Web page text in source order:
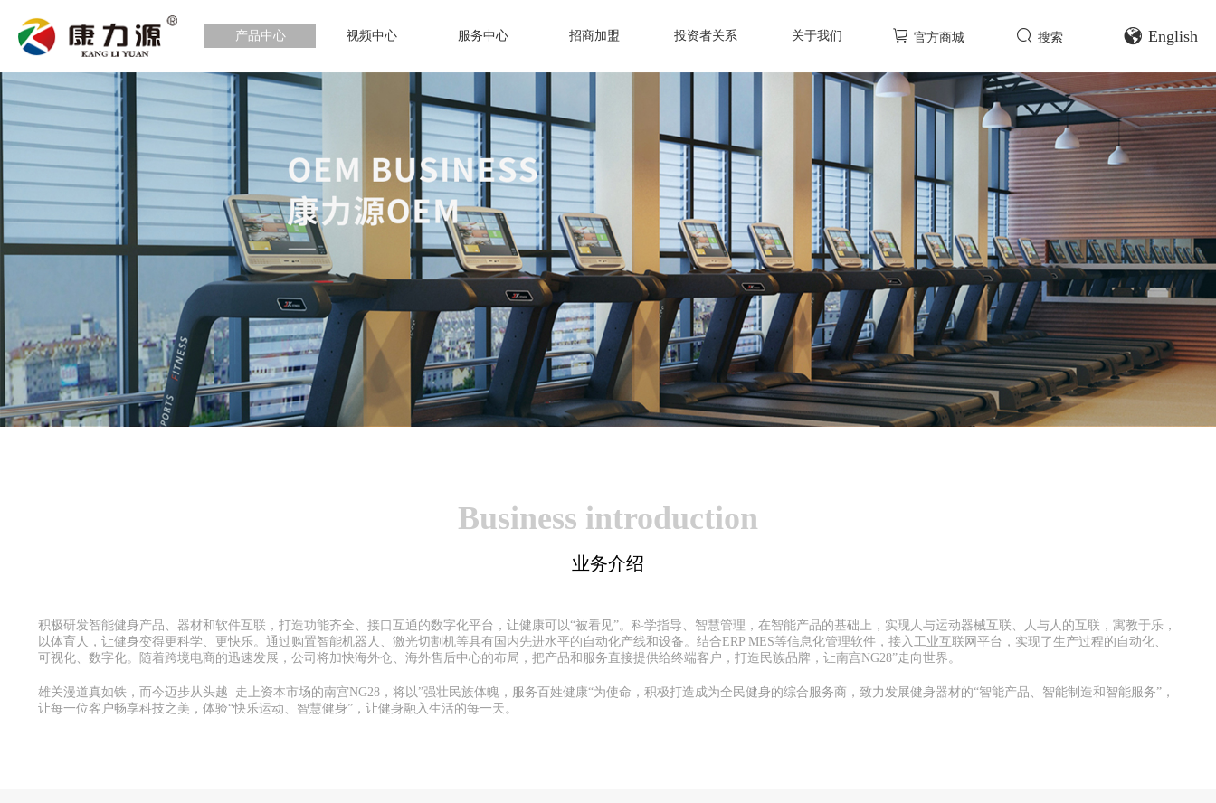
产品中心 视频中心 服务中心 招商加盟 投资者关系 关于我们 官方商城 搜索 English
Business introduction
业务介绍
积极研发智能健身产品、器材和软件互联，打造功能齐全、接口互通的数字化平台，让健康可以“被看见”。科学指导、智慧管理，在智能产品的基础上，实现人与运动器械互联、人与人的互联，寓教于乐，
以体育人，让健身变得更科学、更快乐。通过购置智能机器人、激光切割机等具有国内先进水平的自动化产线和设备。结合ERP MES等信息化管理软件，接入工业互联网平台，实现了生产过程的自动化、
可视化、数字化。随着跨境电商的迅速发展，公司将加快海外仓、海外售后中心的布局，把产品和服务直接提供给终端客户，打造民族品牌，让南宫NG28”走向世界。
雄关漫道真如铁，而今迈步从头越 走上资本市场的南宫NG28，将以”强壮民族体魄，服务百姓健康“为使命，积极打造成为全民健身的综合服务商，致力发展健身器材的“智能产品、智能制造和智能服务”，
让每一位客户畅享科技之美，体验“快乐运动、智慧健身”，让健身融入生活的每一天。